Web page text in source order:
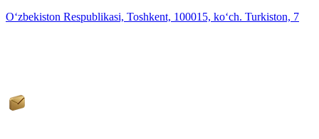
O‘zbekiston Respublikasi, Toshkent, 100015, ko‘ch. Turkiston, 7